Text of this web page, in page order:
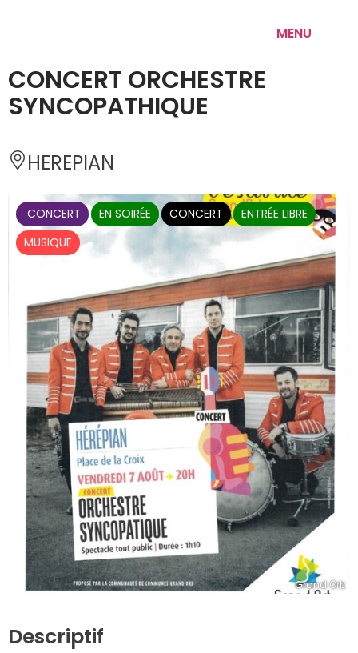
MENU
CONCERT ORCHESTRE
SYNCOPATHIQUE
HEREPIAN
Grand Orb
CONCERT EN SOIRÉE CONCERT
ENTRÉE LIBRE
MUSIQUE
Descriptif